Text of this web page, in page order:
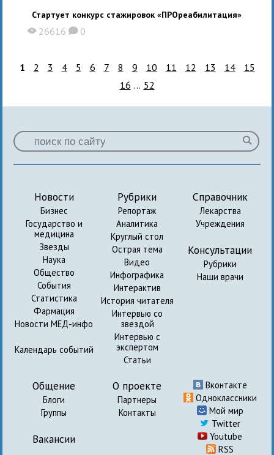
Стартует конкурс cтажировок «ПРОреабилитация»
X 26616 K 0
1 2 3 4 5 6 7 8 9 10 11 12 13 14
15
16 ... 52
Новости
Бизнес
Государство и
медицина
Звезды
Наука
Общество
События
Статистика
Фармация
Новости МЕД-инфо
Календарь событий
Рубрики
Репортаж
Аналитика
Круглый стол
Острая тема
Видео
Инфографика
Интерактив
История читателя
Интервью со
звездой
Интервью с
экспертом
Статьи
Справочник
Лекарства
Учреждения
Консультации
Рубрики
Наши врачи
Общение
Блоги
Группы
Вакансии
О проекте
Партнеры
Контакты
Вконтакте
Одноклассники
Мой мир
Twitter
Youtube
RSS